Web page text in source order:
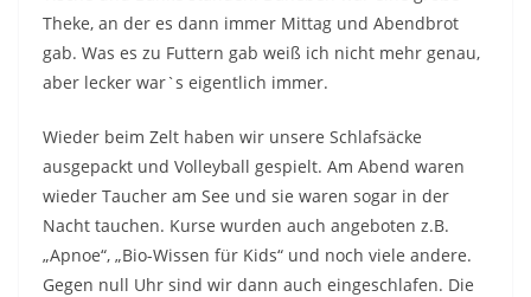
Theke, an der es dann immer Mittag und Abendbrot
gab. Was es zu Futtern gab weiß ich nicht mehr genau,
aber lecker war`s eigentlich immer.
Wieder beim Zelt haben wir unsere Schlafsäcke
ausgepackt und Volleyball gespielt. Am Abend waren
wieder Taucher am See und sie waren sogar in der
Nacht tauchen. Kurse wurden auch angeboten z.B.
„Apnoe“, „Bio-Wissen für Kids“ und noch viele andere.
Gegen null Uhr sind wir dann auch eingeschlafen. Die